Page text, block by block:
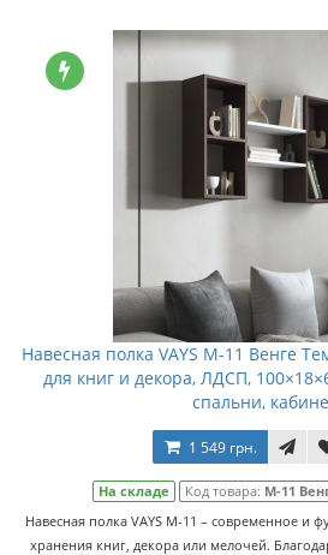
Навесная полка VAYS M-11 Венге
для книг и декора, ЛДСП,
спальни,
1 549 грн.
На складе Код товара: M-11
Навесная полка VAYS M-11 – современное и
хранения книг, декора или мелочей.